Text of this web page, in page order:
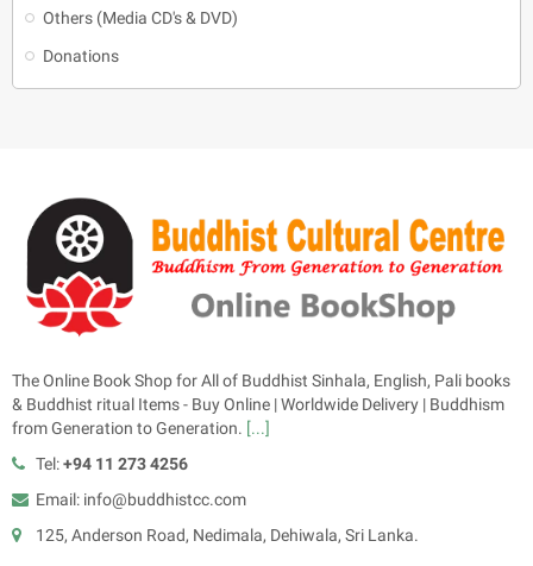
Others (Media CD's & DVD)
Donations
The Online Book Shop for All of Buddhist Sinhala, English, Pali books
& Buddhist ritual Items - Buy Online | Worldwide Delivery | Buddhism
from Generation to Generation. [...]
Tel:+94 11 273 4256
Email: info@buddhistcc.com
125, Anderson Road, Nedimala, Dehiwala, Sri Lanka.